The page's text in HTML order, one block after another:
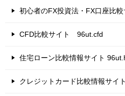
初心者のFX投資法・FX口座比
CFD比較サイト 96ut.cfd
住宅ローン比較情報サイト
クレジットカード比較情報サイ